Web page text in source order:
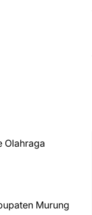
Olahraga
Murung